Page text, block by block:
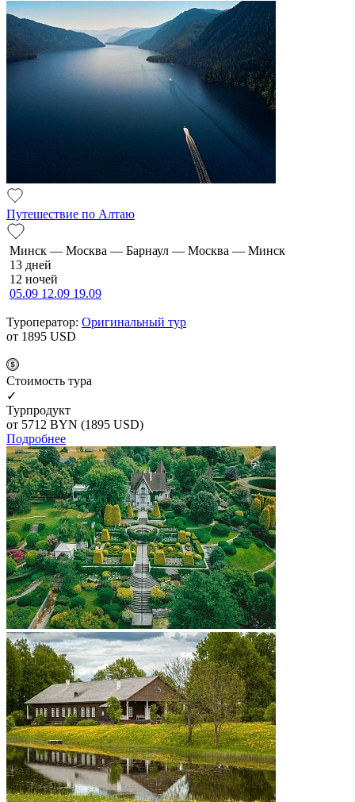
Путешествие по Алтаю
Минск — Москва — Барнаул — Москва — Минск
13 дней
12 ночей
05.09 12.09 19.09
Туроператор: Оригинальный тур
от 1895 USD
Cтоимость тура
✓
Турпродукт
от 5712 BYN (1895 USD)
Подробнее